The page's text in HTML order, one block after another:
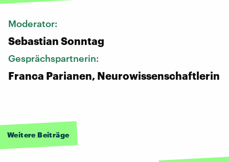
Moderator:
Sebastian Sonntag
Gesprächspartnerin:
Franca Parianen, Neurowissenschaftlerin
Weitere Beiträge